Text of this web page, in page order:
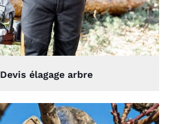
Devis élagage arbre